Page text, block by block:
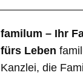
familum – Ihr
fürs Leben
Kanzlei, die